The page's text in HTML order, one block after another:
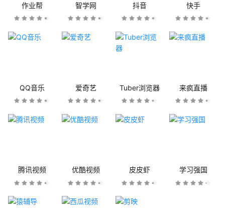
作业帮 智学网 抖音 快手
QQ音乐 爱奇艺 Tuber浏览器 来疯直播
腾讯视频 优酷视频 皮皮虾 学习强国